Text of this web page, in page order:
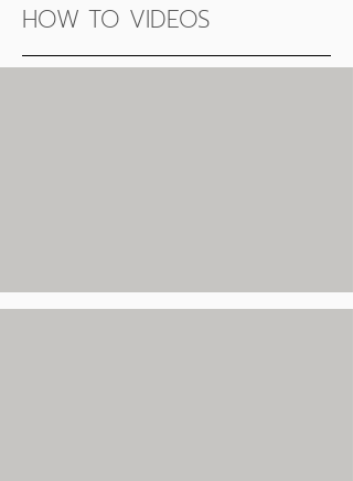
HOW TO VIDEOS